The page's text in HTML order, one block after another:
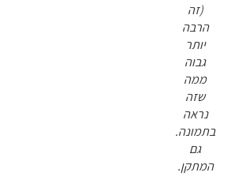
(זה
הרבה
יותר
גבוה
ממה
שזה
נראה
בתמונה.
גם
המתקן.